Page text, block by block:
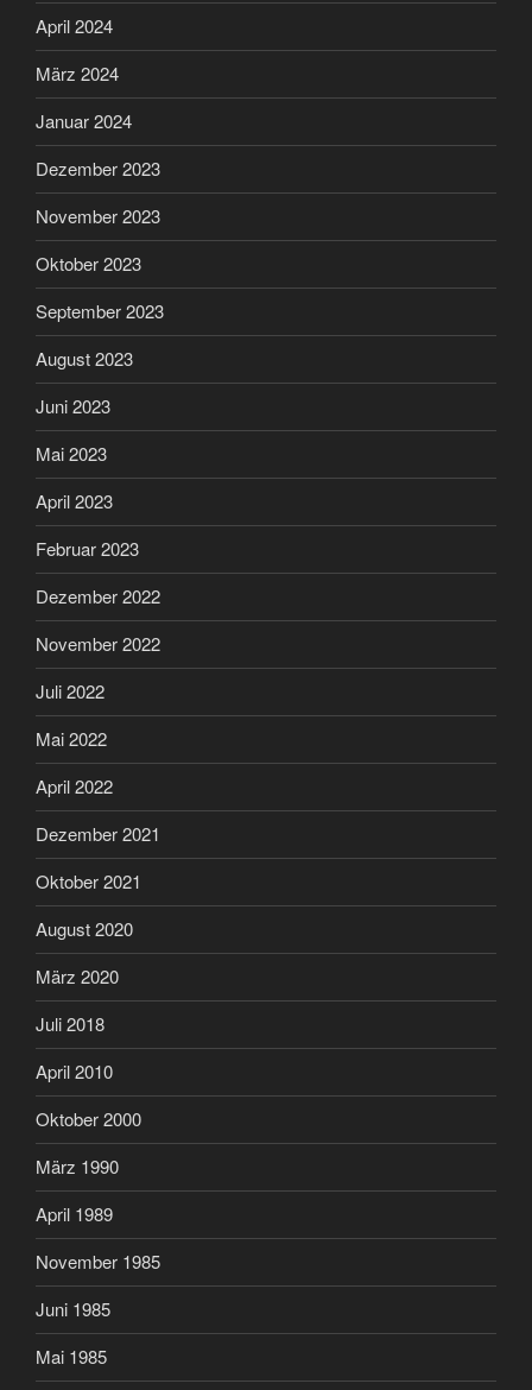
April 2024
März 2024
Januar 2024
Dezember 2023
November 2023
Oktober 2023
September 2023
August 2023
Juni 2023
Mai 2023
April 2023
Februar 2023
Dezember 2022
November 2022
Juli 2022
Mai 2022
April 2022
Dezember 2021
Oktober 2021
August 2020
März 2020
Juli 2018
April 2010
Oktober 2000
März 1990
April 1989
November 1985
Juni 1985
Mai 1985